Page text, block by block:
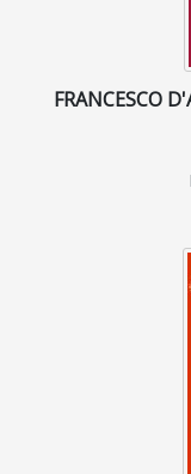
FRANCESCO